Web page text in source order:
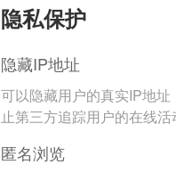
隐私保护
隐藏IP地址
可以隐藏用户的真实IP地址
止第三方追踪用户的在线活
匿名浏览